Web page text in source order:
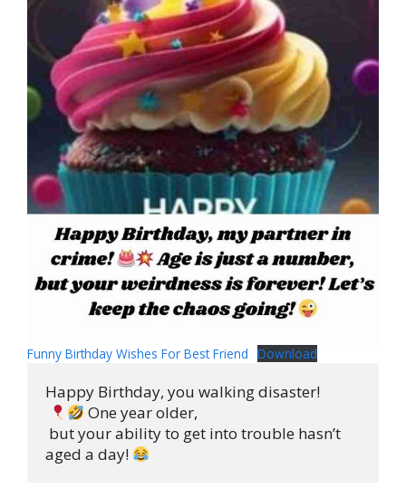
Funny Birthday Wishes For Best Friend Download
Happy Birthday, you walking disaster!
One year older,
but your ability to get into trouble hasn’t
aged a day!